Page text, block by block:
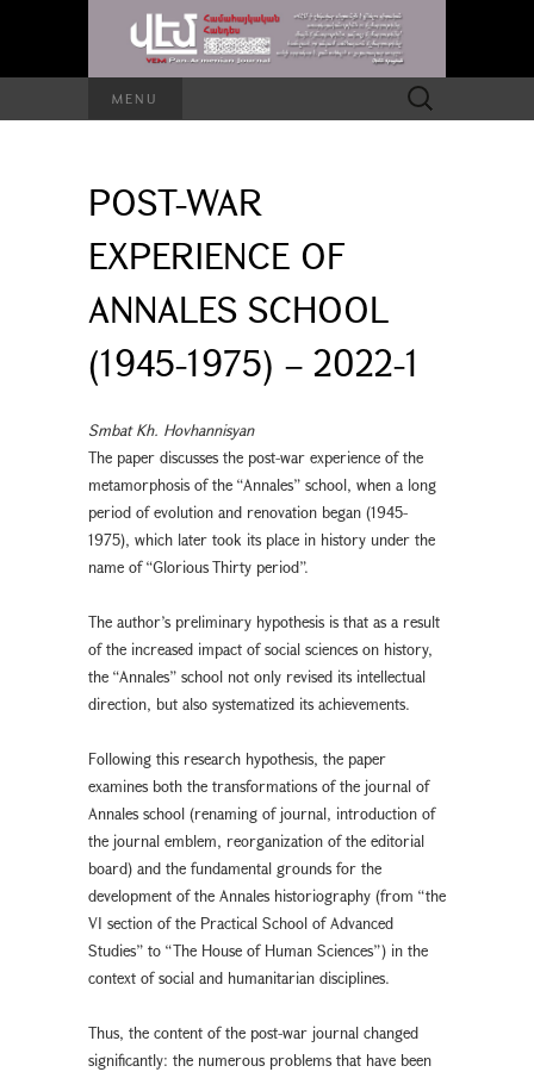
MENU
Search
for:
POST-WAR
EXPERIENCE OF
ANNALES SCHOOL
(1945-1975) – 2022-1
Smbat Kh. Hovhannisyan
The paper discusses the post-war experience of the
metamorphosis of the “Annales” school, when a long
period of evolution and renovation began (1945-
1975), which later took its place in history under the
name of “Glorious Thirty period”.
The author’s preliminary hypothesis is that as a result
of the increased impact of social sciences on history,
the “Annales” school not only revised its intellectual
direction, but also systematized its achievements.
Following this research hypothesis, the paper
examines both the transformations of the journal of
Annales school (renaming of journal, introduction of
the journal emblem, reorganization of the editorial
board) and the fundamental grounds for the
development of the Annales historiography (from “the
VI section of the Practical School of Advanced
Studies” to “The House of Human Sciences”) in the
context of social and humanitarian disciplines.
Thus, the content of the post-war journal changed
significantly: the numerous problems that have been